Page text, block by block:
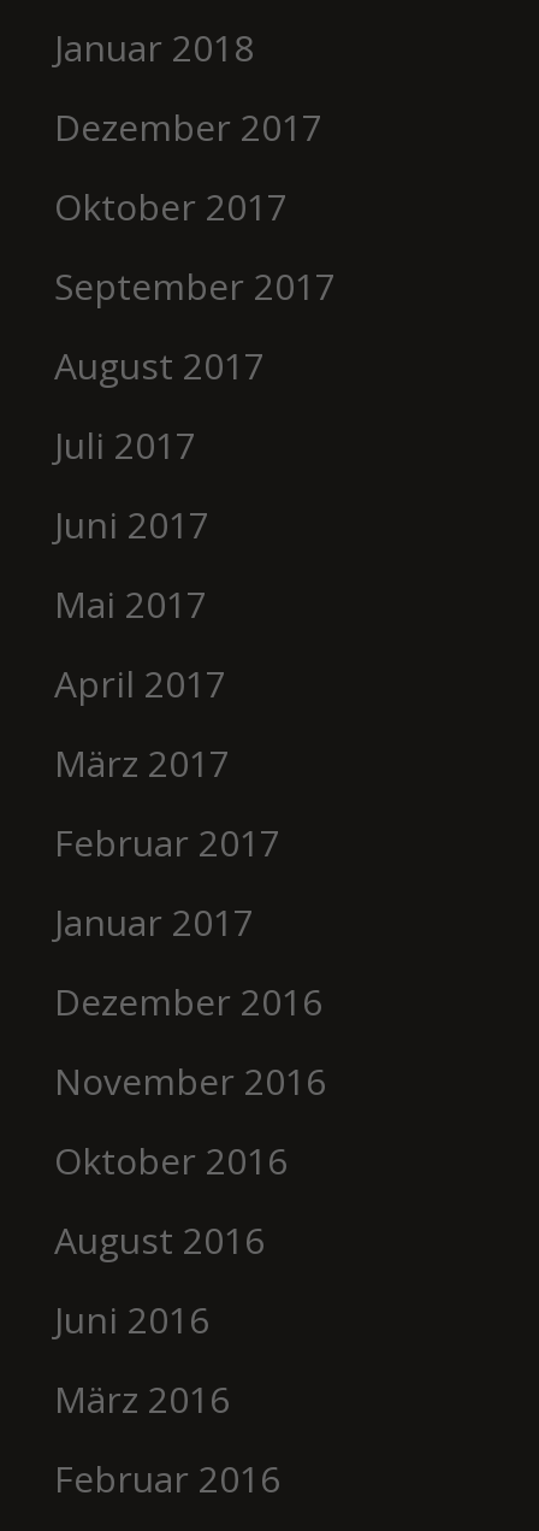
Januar 2018
Dezember 2017
Oktober 2017
September 2017
August 2017
Juli 2017
Juni 2017
Mai 2017
April 2017
März 2017
Februar 2017
Januar 2017
Dezember 2016
November 2016
Oktober 2016
August 2016
Juni 2016
März 2016
Februar 2016